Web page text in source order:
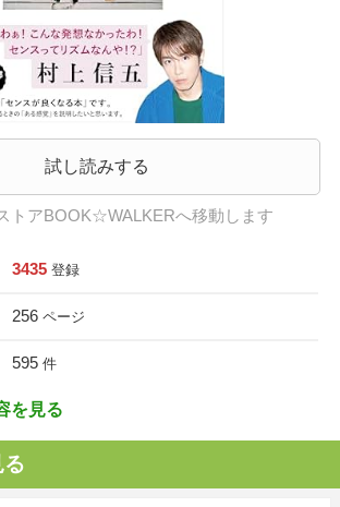
試し読みする
トアBOOK☆WALKERへ移動します
3435 登録
256 ページ
595 件
を見る